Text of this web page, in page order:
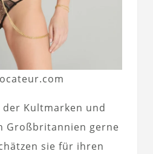
Kultmarken und
Großbritannien gerne
sie für ihren